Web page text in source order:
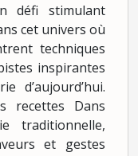
défi stimulant
cet univers où
techniques
inspirantes
d’aujourd’hui.
recettes Dans
traditionnelle,
et gestes